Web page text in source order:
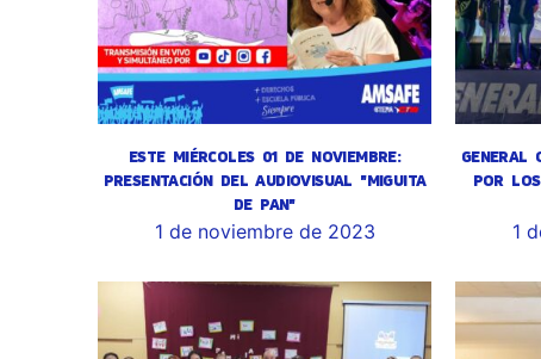
ESTE MIÉRCOLES 01 DE NOVIEMBRE:
PRESENTACIÓN DEL AUDIOVISUAL "MIGUITA
DE PAN"
1 de noviembre de 2023
GENERAL
POR
1